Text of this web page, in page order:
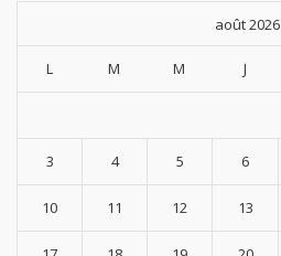
août 2026
L M M J
3 4 5 6
10 11 12 13